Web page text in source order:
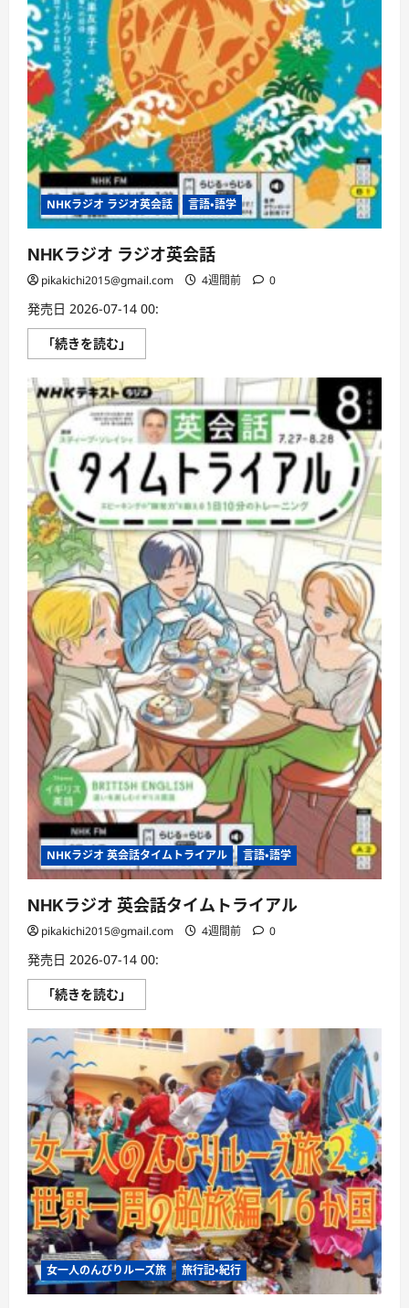
NHKラジオ ラジオ英会話 言語・語学
NHKラジオ ラジオ英会話
pikakichi2015@gmail.com 4週間前 0
発売日 2026-07-14 00:
「続きを読む」
ラ
オ
ラ
ジ
オ
英
会
話
つ
い
て
さ
ら
に
読
む
NHKラジオ 英会話タイムトライアル 言語・語学
NHKラジオ 英会話タイムトライアル
pikakichi2015@gmail.com 4週間前 0
発売日 2026-07-14 00:
「続きを読む」
ラ
オ
英
話
タ
イ
ム
ト
ラ
イ
ア
ル
に
つ
い
て
さ
ら
に
読
む
女一人のんびりルーズ旅 旅行記・紀行